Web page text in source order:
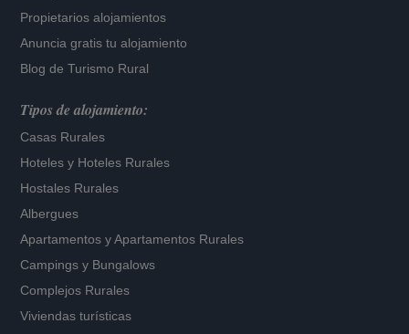
Propietarios alojamientos
Anuncia gratis tu alojamiento
Blog de Turismo Rural
Tipos de alojamiento:
Casas Rurales
Hoteles y Hoteles Rurales
Hostales Rurales
Albergues
Apartamentos yApartamentos Rurales
Campings y Bungalows
Complejos Rurales
Viviendas turísticas